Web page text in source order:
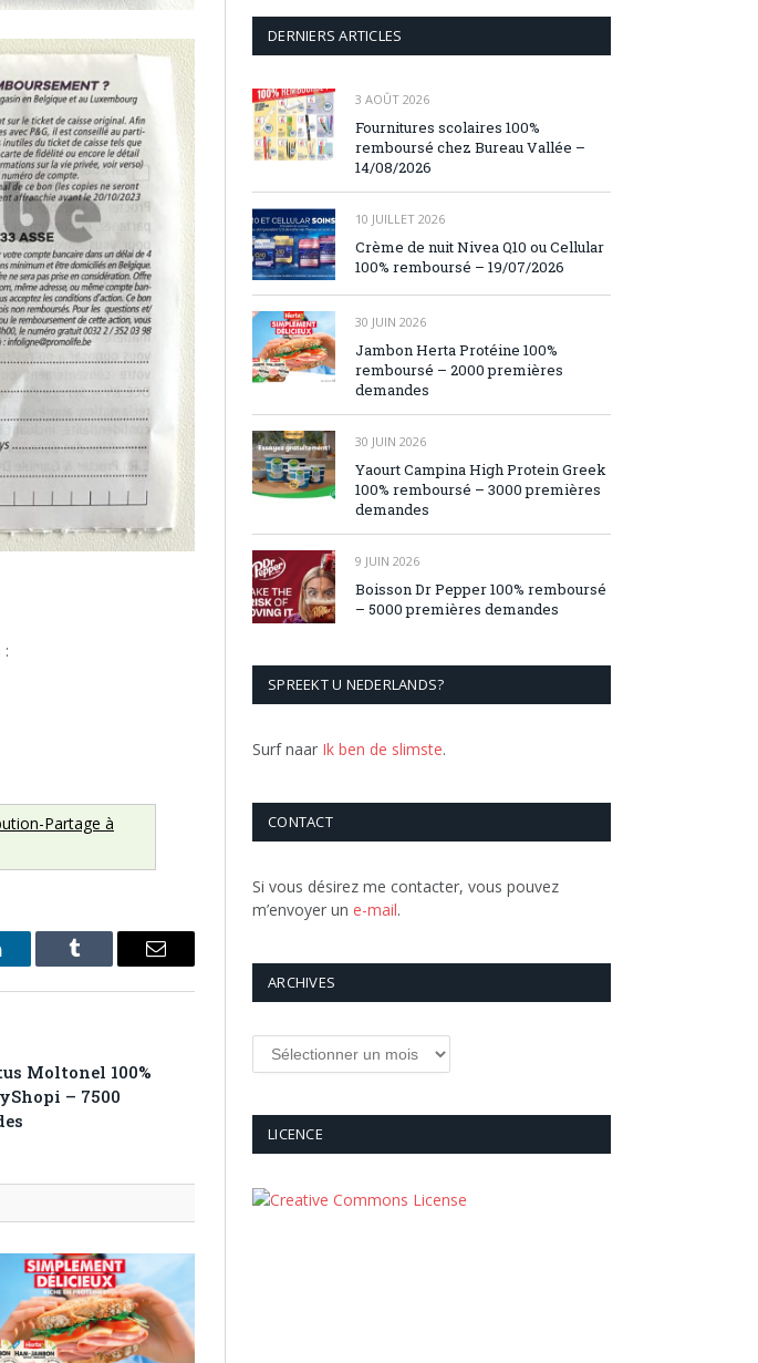
:
Partage à
Tumblr Email
Moltonel 100%
– 7500
DERNIERS ARTICLES
3 AOÛT 2026
Fournitures scolaires 100%
remboursé chez Bureau Vallée –
14/08/2026
10 JUILLET 2026
Crème de nuit Nivea Q10 ou Cellular
100% remboursé – 19/07/2026
30 JUIN 2026
Jambon Herta Protéine 100%
remboursé – 2000 premières
demandes
30 JUIN 2026
Yaourt Campina High Protein Greek
100% remboursé – 3000 premières
demandes
9 JUIN 2026
Boisson Dr Pepper 100% remboursé
– 5000 premières demandes
SPREEKT U NEDERLANDS?
Surf naar Ik ben de slimste.
CONTACT
Si vous désirez me contacter, vous pouvez
m’envoyer un e-mail.
ARCHIVES
LICENCE